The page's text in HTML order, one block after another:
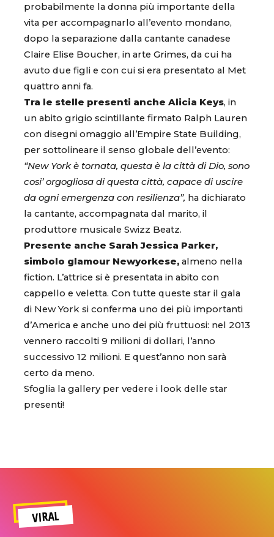
probabilmente la donna più importante della
vita per accompagnarlo all’evento mondano,
dopo la separazione dalla cantante canadese
Claire Elise Boucher, in arte Grimes, da cui ha
avuto due figli e con cui si era presentato al Met
quattro anni fa.
Tra le stelle presenti anche Alicia Keys, in
un abito grigio scintillante firmato Ralph Lauren
con disegni omaggio all’Empire State Building,
per sottolineare il senso globale dell’evento:
“New York è tornata, questa è la città di Dio, sono
cosi’ orgogliosa di questa città, capace di uscire
da ogni emergenza con resilienza”, ha dichiarato
la cantante, accompagnata dal marito, il
produttore musicale Swizz Beatz.
Presente anche Sarah Jessica Parker,
simbolo glamour Newyorkese, almeno nella
fiction. L’attrice si è presentata in abito con
cappello e veletta. Con tutte queste star il gala
di New York si conferma uno dei più importanti
d’America e anche uno dei più fruttuosi: nel 2013
vennero raccolti 9 milioni di dollari, l’anno
successivo 12 milioni. E quest’anno non sarà
certo da meno.
Sfoglia la gallery per vedere i look delle star
presenti!
VIRAL